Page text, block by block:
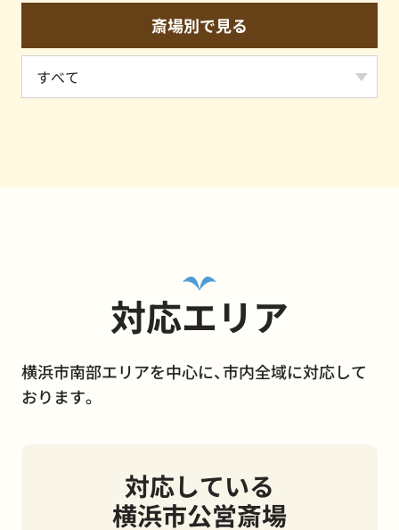
斎場別で見る
対応エリア
横浜市南部エリアを中心に、市内全域に対応して
おります。
対応している
横浜市公営斎場